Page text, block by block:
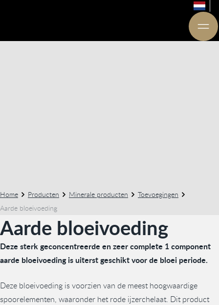
Home Producten Minerale producten
Toevoegingen
Aarde bloeivoeding
Aarde bloeivoeding
Deze sterk geconcentreerde en zeer complete 1 component
aarde bloeivoeding is uiterst geschikt voor de bloei periode.
Deze bloeivoeding is voorzien van de meest hoogwaardige
spoorelementen, waaronder het rode ijzerchelaat. Dit product